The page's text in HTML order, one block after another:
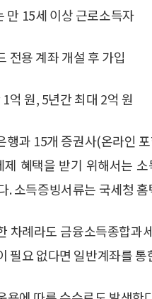
만 15세 이상 근로소득자
전용 계좌 개설 후 가입
억 원, 5년간 최대 2억 원
행과 15개 증권사(온라인
혜택을 받기 위해서는
. 소득증빙서류는 국세청
차례라도 금융소득종합과
필요 없다면 일반계좌를